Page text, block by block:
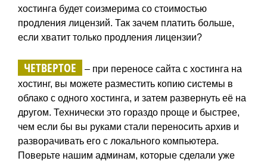
хостинга будет соизмерима со стоимостью
продления лицензий. Так зачем платить больше,
если хватит только продления лицензии?
ЧЕТВЕРТОЕ
– при переносе сайта с хостинга на
хостинг, вы можете разместить копию системы в
облако с одного хостинга, и затем развернуть её на
другом. Технически это гораздо проще и быстрее,
чем если бы вы руками стали переносить архив и
разворачивать его с локального компьютера.
Поверьте нашим админам, которые сделали уже